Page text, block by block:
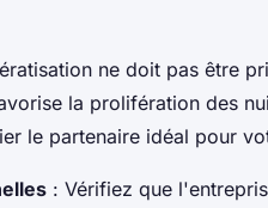
ne doit pas être
la prolifération des
le partenaire idéal pour
: Vérifiez que